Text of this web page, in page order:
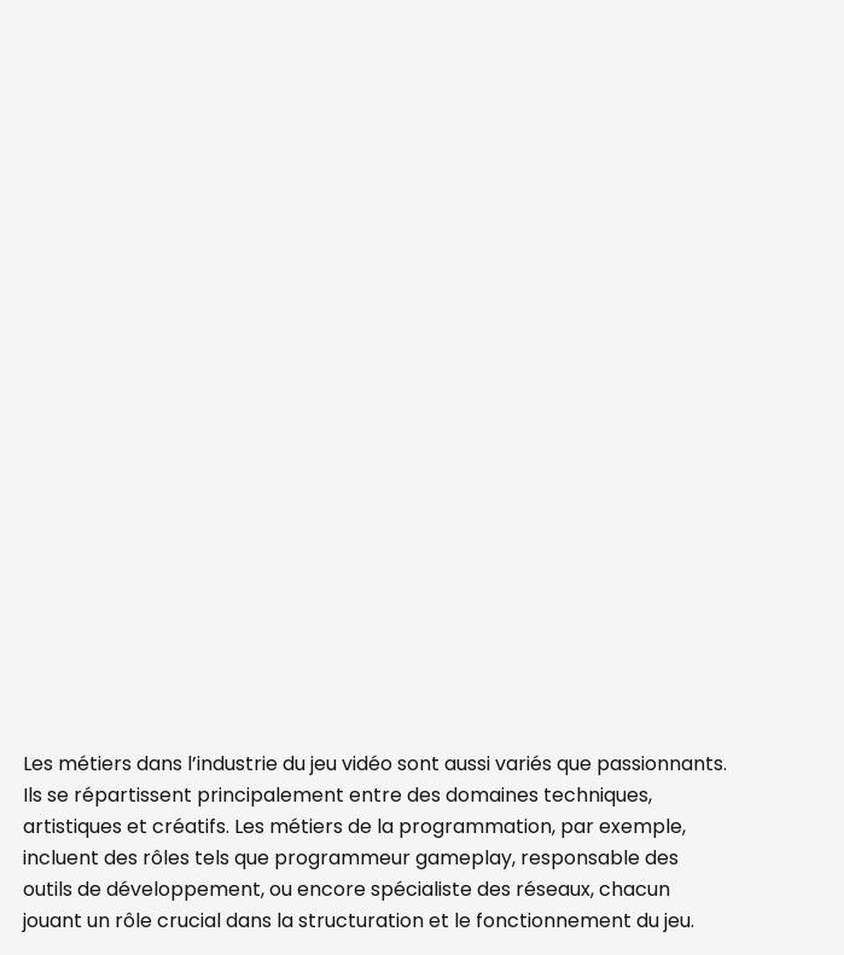
Les métiers dans l’industrie du jeu vidéo sont aussi variés que passionnants.
Ils se répartissent principalement entre des domaines techniques,
artistiques et créatifs. Les métiers de la programmation, par exemple,
incluent des rôles tels que programmeur gameplay, responsable des
outils de développement, ou encore spécialiste des réseaux, chacun
jouant un rôle crucial dans la structuration et le fonctionnement du jeu.